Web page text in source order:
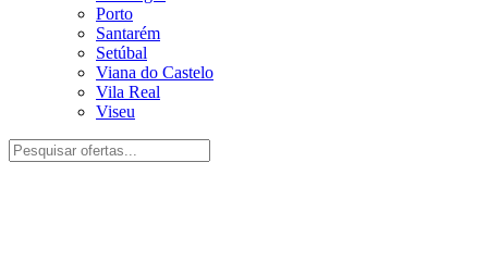
Porto
Santarém
Setúbal
Viana do Castelo
Vila Real
Viseu